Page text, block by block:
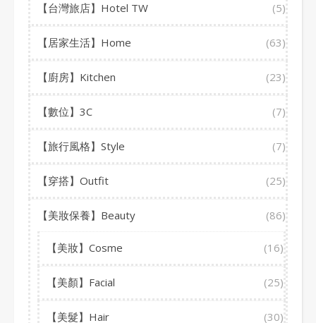
【台灣旅店】Hotel TW (5)
【居家生活】Home (63)
【廚房】Kitchen (23)
【數位】3C (7)
【旅行風格】Style (7)
【穿搭】Outfit (25)
【美妝保養】Beauty (86)
【美妝】Cosme (16)
【美顏】Facial (25)
【美髮】Hair (30)